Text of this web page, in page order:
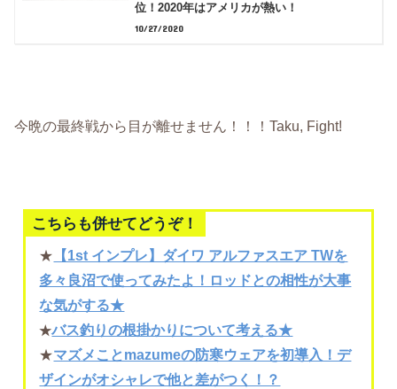
位！2020年はアメリカが熱い！
10/27/2020
今晩の最終戦から目が離せません！！！Taku, Fight!
こちらも併せてどうぞ！
★ 【1st インプレ】ダイワ アルファスエア TWを
多々良沼で使ってみたよ！ロッドとの相性が大事
な気がする★
★バス釣りの根掛かりについて考える★
★マズメことmazumeの防寒ウェアを初導入！デ
ザインがオシャレで他と差がつく！？